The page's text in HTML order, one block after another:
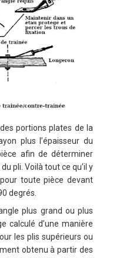
portions plates de la
plus l’épaisseur du
afin de déterminer
pli. Voilà tout ce qu’il y
toute pièce devant
degrés.
plus grand ou plus
calculé d’une manière
les plis supérieurs ou
obtenu à partir des